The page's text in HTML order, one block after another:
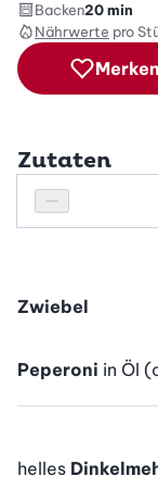
Backen20 min
Nährwerte pro
Merken
Zutaten
Personenanzahl
Personenanzahl
Zwiebel
Peperoni in Öl
helles